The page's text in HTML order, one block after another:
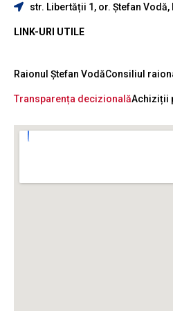
str. Libertății 1, or. Ștefan Vodă,
LINK-URI UTILE
Raionul Ștefan VodăConsiliul
Transparența decizionalăAchiziții